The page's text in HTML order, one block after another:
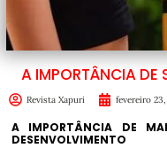
A IMPORTÂNCIA DE
Revista Xapuri fevereiro
A IMPORTÂNCIA DE
DESENVOLVIMENTO